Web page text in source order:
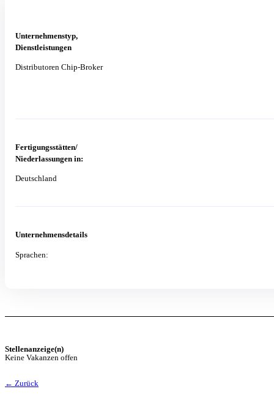
Unternehmenstyp,
Dienstleistungen
Distributoren Chip-Broker
Fertigungsstätten/
Niederlassungen in:
Deutschland
Unternehmensdetails
Sprachen:
Stellenanzeige(n)
Keine Vakanzen offen
← Zurück